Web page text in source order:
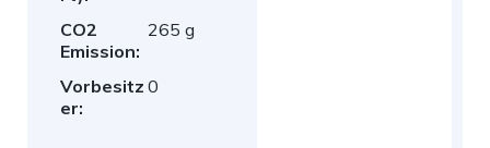
CO2
Emission:
265 g
Vorbesitz
er:
0